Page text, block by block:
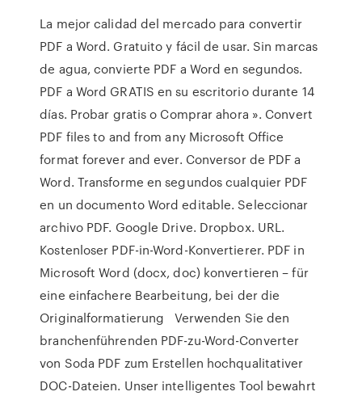
La mejor calidad del mercado para convertir
PDF a Word. Gratuito y fácil de usar. Sin marcas
de agua, convierte PDF a Word en segundos.
PDF a Word GRATIS en su escritorio durante 14
días. Probar gratis o Comprar ahora ». Convert
PDF files to and from any Microsoft Office
format forever and ever. Conversor de PDF a
Word. Transforme en segundos cualquier PDF
en un documento Word editable. Seleccionar
archivo PDF. Google Drive. Dropbox. URL.
Kostenloser PDF-in-Word-Konvertierer. PDF in
Microsoft Word (docx, doc) konvertieren – für
eine einfachere Bearbeitung, bei der die
Originalformatierung Verwenden Sie den
branchenführenden PDF-zu-Word-Converter
von Soda PDF zum Erstellen hochqualitativer
DOC-Dateien. Unser intelligentes Tool bewahrt